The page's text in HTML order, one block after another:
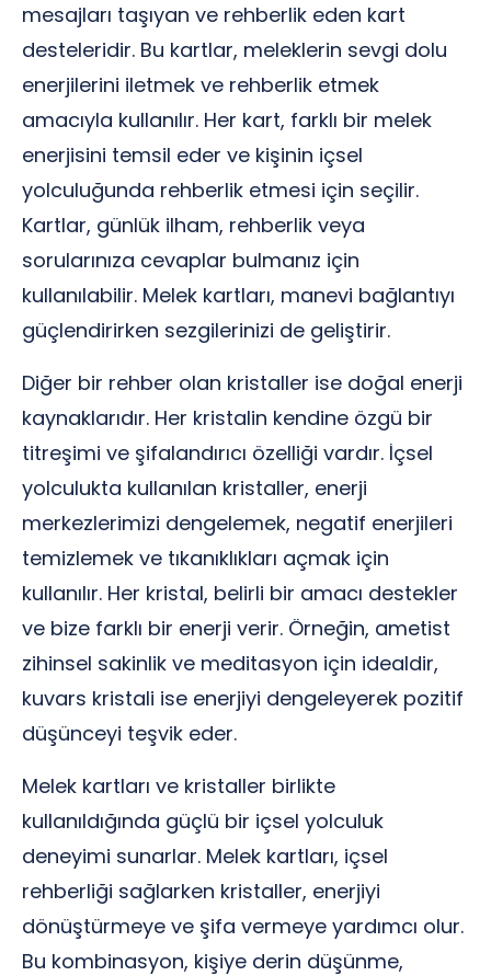
mesajları taşıyan ve rehberlik eden kart
desteleridir. Bu kartlar, meleklerin sevgi dolu
enerjilerini iletmek ve rehberlik etmek
amacıyla kullanılır. Her kart, farklı bir melek
enerjisini temsil eder ve kişinin içsel
yolculuğunda rehberlik etmesi için seçilir.
Kartlar, günlük ilham, rehberlik veya
sorularınıza cevaplar bulmanız için
kullanılabilir. Melek kartları, manevi bağlantıyı
güçlendirirken sezgilerinizi de geliştirir.
Diğer bir rehber olan kristaller ise doğal enerji
kaynaklarıdır. Her kristalin kendine özgü bir
titreşimi ve şifalandırıcı özelliği vardır. İçsel
yolculukta kullanılan kristaller, enerji
merkezlerimizi dengelemek, negatif enerjileri
temizlemek ve tıkanıklıkları açmak için
kullanılır. Her kristal, belirli bir amacı destekler
ve bize farklı bir enerji verir. Örneğin, ametist
zihinsel sakinlik ve meditasyon için idealdir,
kuvars kristali ise enerjiyi dengeleyerek pozitif
düşünceyi teşvik eder.
Melek kartları ve kristaller birlikte
kullanıldığında güçlü bir içsel yolculuk
deneyimi sunarlar. Melek kartları, içsel
rehberliği sağlarken kristaller, enerjiyi
dönüştürmeye ve şifa vermeye yardımcı olur.
Bu kombinasyon, kişiye derin düşünme,